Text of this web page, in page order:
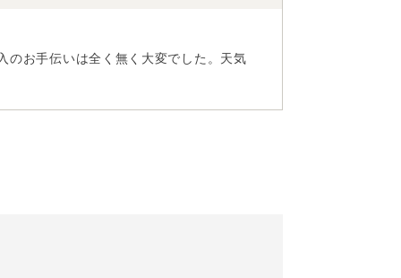
のお手伝いは全く無く大変でした。天気